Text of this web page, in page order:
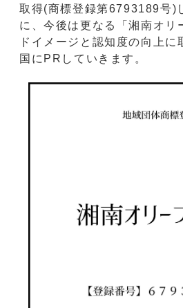
取得(商標登録第6793189号)
に、今後は更なる「湘南オリ
ドイメージと認知度の向上に
国にPRしていきます。